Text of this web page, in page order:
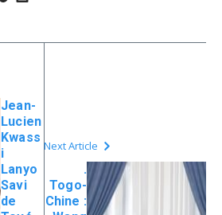
Jean-
Lucien
Kwass
i
Lanyo
Savi
de
Next Article
.
Togo-
Chine :